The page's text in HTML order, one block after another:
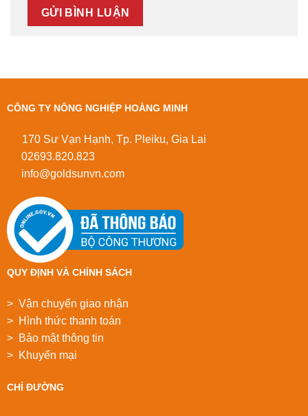
CÔNG TY NÔNG NGHIỆP HOÀNG MINH
170 Sư Vạn Hạnh, Tp. Pleiku, Gia Lai
02693.820.823
info@goldsunvn.com
QUY ĐỊNH VÀ CHÍNH SÁCH
> Vận chuyển giao nhận
> Hình thức thanh toán
> Bảo mật thông tin
> Khuyển mại
CHỈ ĐƯỜNG